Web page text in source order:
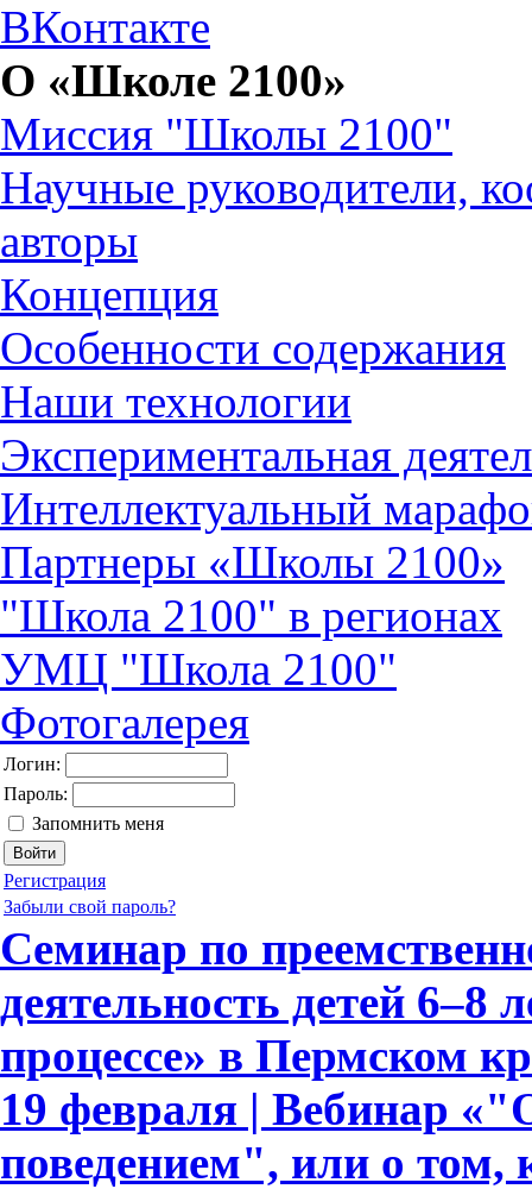
ВКонтакте
О «Школе 2100»
Миссия "Школы 2100"
Научные руководители,
авторы
Концепция
Особенности содержания
Наши технологии
Экспериментальная
Интеллектуальный
Партнеры «Школы 2100»
"Школа 2100" в регионах
УМЦ "Школа 2100"
Фотогалерея
Логин:
Пароль:
Запомнить меня
Регистрация
Забыли свой пароль?
Семинар по
деятельность детей 6–8
процессе» в Пермском
19 февраля | Вебинар
поведением", или о том,